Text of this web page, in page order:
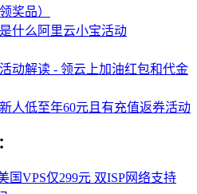
奖品）
什么 阿里云小宝活动
动解读 - 领云上加油红包和代金
人低至年60元且有充值返券活动